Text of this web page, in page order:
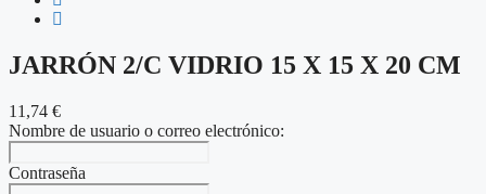
JARRÓN 2/C VIDRIO 15 X 15 X 20 CM
11,74 €
Nombre de usuario o correo electrónico:
Contraseña